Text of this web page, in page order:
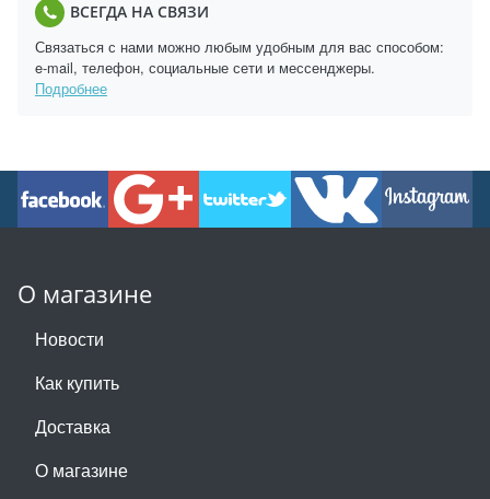
ВСЕГДА НА СВЯЗИ
Связаться с нами можно любым удобным для вас способом:
e-mail, телефон, социальные сети и мессенджеры.
Подробнее
О магазине
Новости
Как купить
Доставка
О магазине